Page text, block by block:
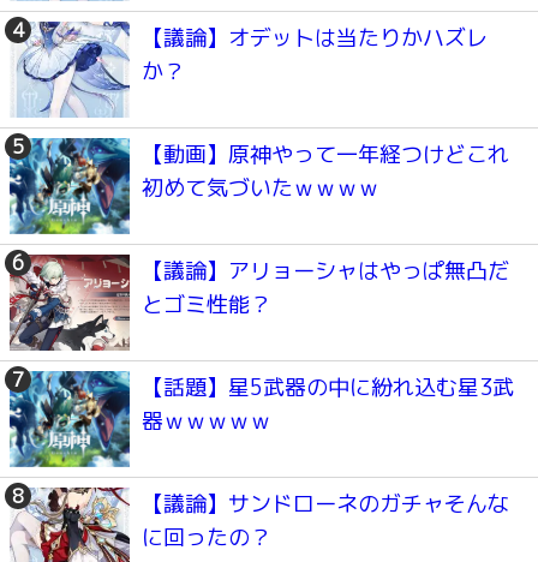
【議論】オデットは当たりかハズレ
か？
【動画】原神やって一年経つけどこれ
初めて気づいたｗｗｗｗ
【議論】アリョーシャはやっぱ無凸だ
とゴミ性能？
【話題】星5武器の中に紛れ込む星3武
器ｗｗｗｗｗ
【議論】サンドローネのガチャそんな
に回ったの？